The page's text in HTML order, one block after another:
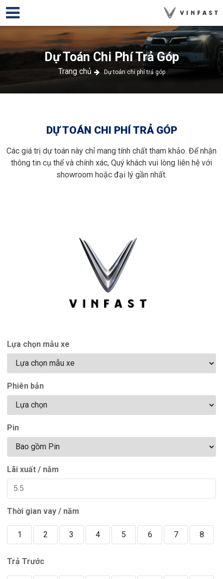
Dự Toán Chi Phí Trả Góp
Trang chủ Dự toán chi phí trả góp
DỰ TOÁN CHI PHÍ TRẢ GÓP
Các giá trị dự toán này chỉ mang tính chất tham khảo. Để nhận
thông tin cụ thể và chính xác, Quý khách vui lòng liên hệ với
showroom hoặc đại lý gần nhất.
Lựa chọn mẫu xe
Phiên bản
Pin
Lãi xuất / năm
Thời gian vay / năm
1 2 3 4 5 6 7 8
Trả Trước